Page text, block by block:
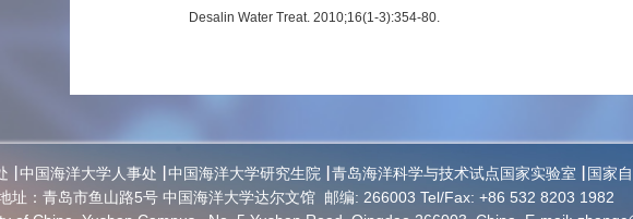
Desalin Water Treat. 2010;16(1-3):354-80.
中国海洋大学人事处 中国海洋大学研究生院 青岛海洋科学与技术试点国家实验室 国家
址：青岛市鱼山路5号 中国海洋大学达尔文馆 邮编: 266003 Tel/Fax: +86 532 8203 1982